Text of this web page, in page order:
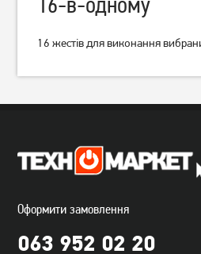
16 жестів для виконання
Оформити замовлення
063 952 02 20